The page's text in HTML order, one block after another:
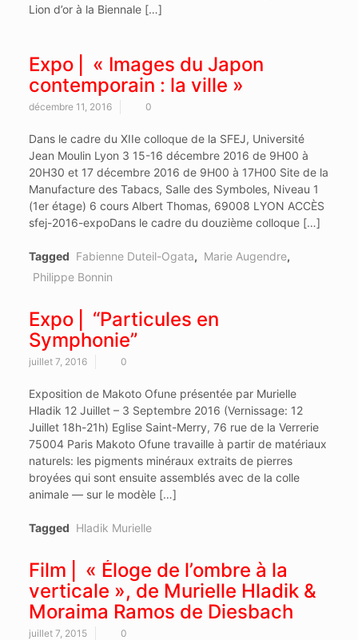
Lion d’or à la Biennale […]
Expo ⎜ « Images du Japon
contemporain : la ville »
décembre 11, 2016 0
Dans le cadre du XIIe colloque de la SFEJ, Université
Jean Moulin Lyon 3 15-16 décembre 2016 de 9H00 à
20H30 et 17 décembre 2016 de 9H00 à 17H00 Site de la
Manufacture des Tabacs, Salle des Symboles, Niveau 1
(1er étage) 6 cours Albert Thomas, 69008 LYON ACCÈS
sfej-2016-expoDans le cadre du douzième colloque […]
Tagged Fabienne Duteil-Ogata, Marie Augendre,
Philippe Bonnin
Expo ⎜ “Particules en
Symphonie”
juillet 7, 2016 0
Exposition de Makoto Ofune présentée par Murielle
Hladik 12 Juillet – 3 Septembre 2016 (Vernissage: 12
Juillet 18h-21h) Eglise Saint-Merry, 76 rue de la Verrerie
75004 Paris Makoto Ofune travaille à partir de matériaux
naturels: les pigments minéraux extraits de pierres
broyées qui sont ensuite assemblés avec de la colle
animale — sur le modèle […]
Tagged Hladik Murielle
Film ⎜ « Éloge de l’ombre à la
verticale », de Murielle Hladik &
Moraima Ramos de Diesbach
juillet 7, 2015 0